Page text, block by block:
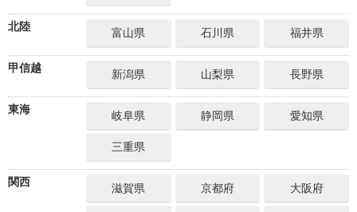
北陸 富山県 石川県 福井県
甲信越 新潟県 山梨県 長野県
東海 岐阜県 静岡県 愛知県
三重県
関西 滋賀県 京都府 大阪府